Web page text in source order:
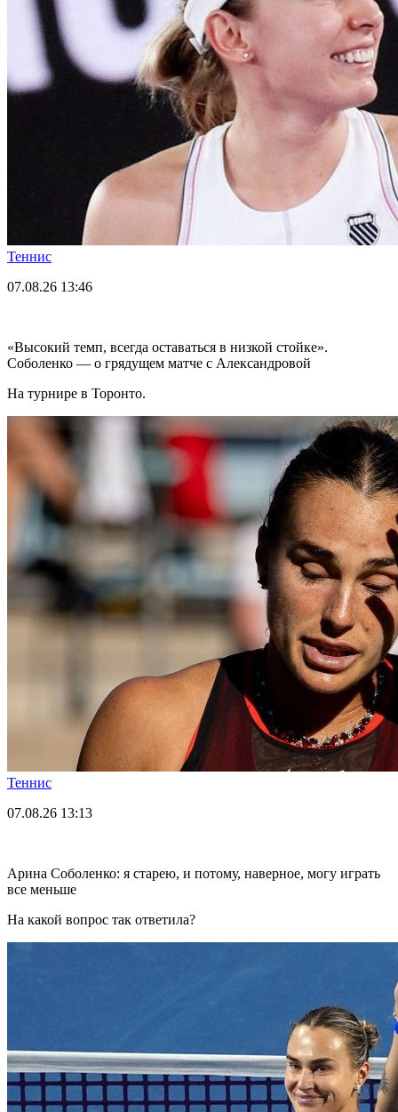
Теннис
07.08.26 13:46
«Высокий темп, всегда оставаться в низкой стойке».
Соболенко — о грядущем матче с Александровой
На турнире в Торонто.
Теннис
07.08.26 13:13
Арина Соболенко: я старею, и потому, наверное, могу играть
все меньше
На какой вопрос так ответила?